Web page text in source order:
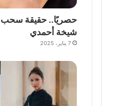
حصريًا.. حقيقة سحب
شيخة أحمدي
7 يناير، 2025